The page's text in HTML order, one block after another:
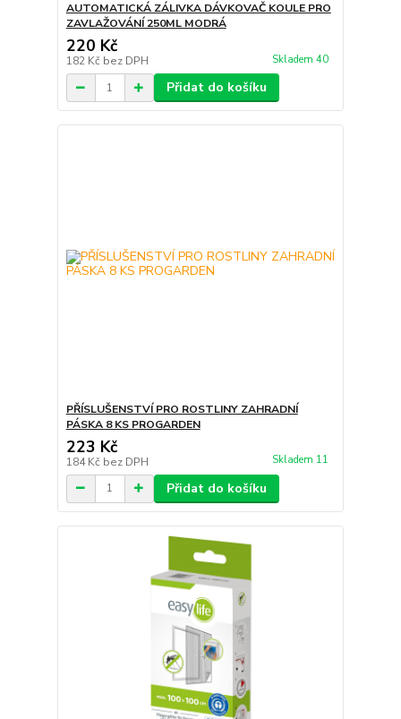
AUTOMATICKÁ ZÁLIVKA DÁVKOVAČ KOULE PRO
ZAVLAŽOVÁNÍ 250ML MODRÁ
220 Kč
182 Kč bez DPH Skladem 40
Přidat do košíku
PŘÍSLUŠENSTVÍ PRO ROSTLINY ZAHRADNÍ
PÁSKA 8 KS PROGARDEN
223 Kč
184 Kč bez DPH Skladem 11
Přidat do košíku